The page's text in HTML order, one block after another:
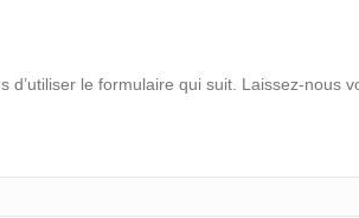
le formulaire qui suit. Laissez-nous